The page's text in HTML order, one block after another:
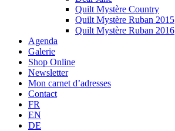
Quilt Mystère Country
Quilt Mystère Ruban 2015
Quilt Mystère Ruban 2016
Agenda
Galerie
Shop Online
Newsletter
Mon carnet d’adresses
Contact
FR
EN
DE